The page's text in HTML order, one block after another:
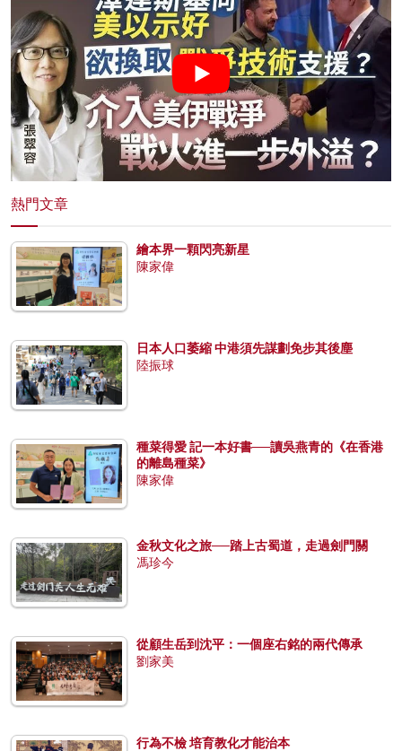
熱門文章
繪本界一顆閃亮新星
陳家偉
日本人口萎縮 中港須先謀劃免步其後塵
陸振球
種菜得愛 記一本好書──讀吳燕青的《在香港
的離島種菜》
陳家偉
金秋文化之旅──踏上古蜀道，走過劍門關
馮珍今
從顧生岳到沈平：一個座右銘的兩代傳承
劉家美
行為不檢 培育教化才能治本